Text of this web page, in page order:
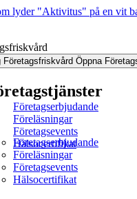
Företagsfriskvård Öppna
Företagserbjudande
Föreläsningar
Företagsevents
Hälsocertifikat
Företagserbjudande
Föreläsningar
Företagsevents
Hälsocertifikat